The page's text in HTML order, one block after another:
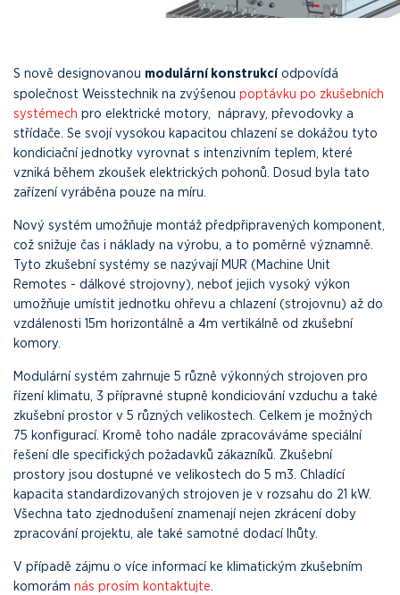
S nově designovanou modulární konstrukcíodpovídá
společnost Weisstechnik na zvýšenou poptávku po zkušebních
systémech pro elektrické motory, nápravy, převodovky a
střídače. Se svojí vysokou kapacitou chlazení se dokážou tyto
kondiciační jednotky vyrovnat s intenzivním teplem, které
vzniká během zkoušek elektrických pohonů. Dosud byla tato
zařízení vyráběna pouze na míru.
Nový systém umožňuje montáž předpřipravených komponent,
což snižuje čas i náklady na výrobu, a to poměrně významně.
Tyto zkušební systémy se nazývají MUR (Machine Unit
Remotes - dálkové strojovny), neboť jejich vysoký výkon
umožňuje umístit jednotku ohřevu a chlazení (strojovnu) až do
vzdálenosti 15m horizontálně a 4m vertikálně od zkušební
komory.
Modulární systém zahrnuje 5 různě výkonných strojoven pro
řízení klimatu, 3 přípravné stupně kondiciování vzduchu a také
zkušební prostor v 5 různých velikostech. Celkem je možných
75 konfigurací. Kromě toho nadále zpracováváme speciální
řešení dle specifických požadavků zákazníků. Zkušební
prostory jsou dostupné ve velikostech do 5 m3. Chladící
kapacita standardizovaných strojoven je v rozsahu do 21 kW.
Všechna tato zjednodušení znamenají nejen zkrácení doby
zpracování projektu, ale také samotné dodací lhůty.
V případě zájmu o více informací ke klimatickým zkušebním
komorám nás prosím kontaktujte